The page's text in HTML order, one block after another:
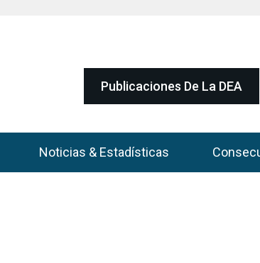
Publicaciones De La DEA
Noticias & Estadísticas